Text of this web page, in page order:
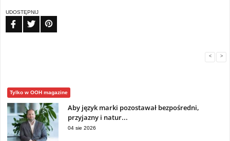
UDOSTĘPNIJ
< >
Tylko w OOH magazine
Aby język marki pozostawał bezpośredni,
przyjazny i natur...
04 sie 2026